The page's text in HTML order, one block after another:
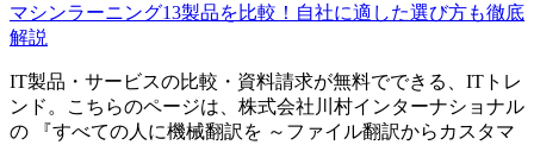
マシンラーニング13製品を比較！自社に適した選び方も徹底
解説
IT製品・サービスの比較・資料請求が無料でできる、ITトレ
ンド。こちらのページは、 株式会社川村インターナショナル
の 『すべての人に機械翻訳を ～ファイル翻訳からカスタマ